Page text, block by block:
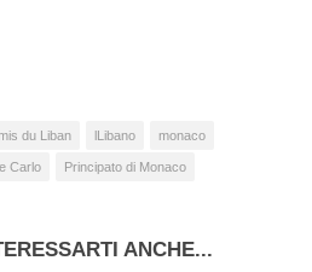
du Liban lLibano monaco
Carlo Principato di Monaco
ANCHE...